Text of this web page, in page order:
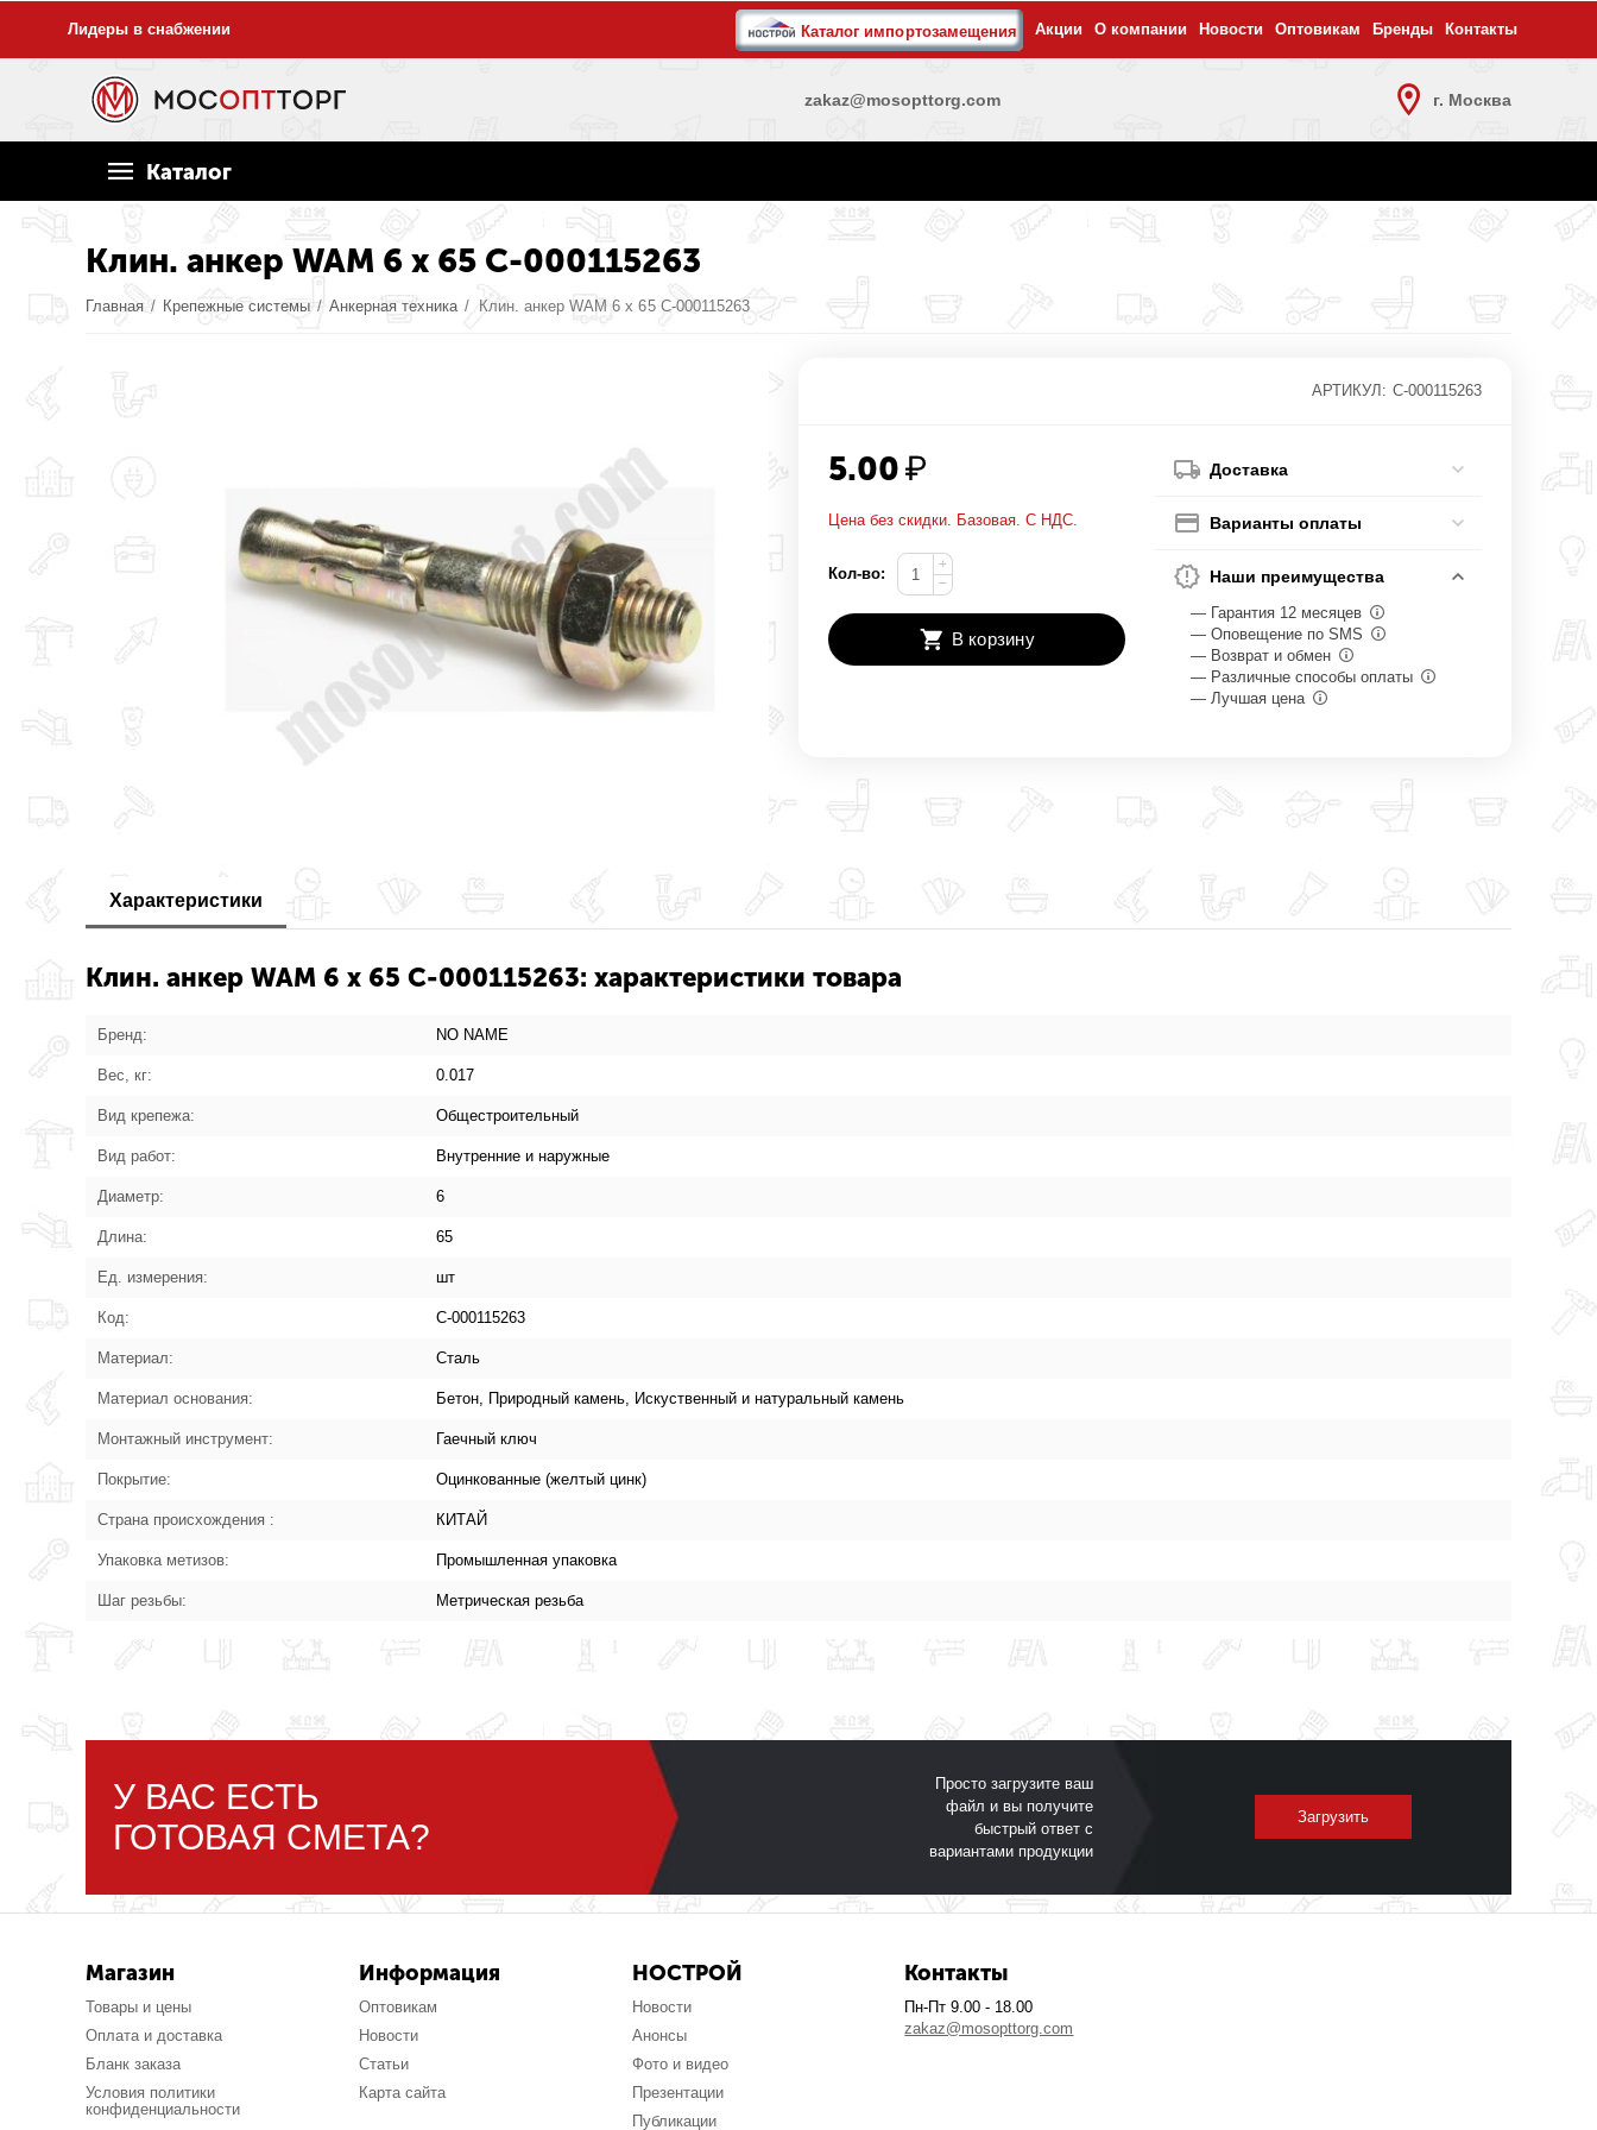
Лидеры в снабжении Каталог импортозамещения Акции О компании Новости Оптовикам Бренды Контакты
zakaz@mosopttorg.com г. Москва
Каталог
Клин. анкер WAM 6 x 65 С-000115263
Главная / Крепежные системы / Анкерная техника / Клин. анкер WAM 6 x 65 С-000115263
АРТИКУЛ: С-000115263
5.00₽
Цена без скидки. Базовая. С НДС.
Кол-во:
+
−
В корзину
Доставка
Варианты оплаты
Наши преимущества
— Гарантия 12 месяцев
— Оповещение по SMS
— Возврат и обмен
— Различные способы оплаты
— Лучшая цена
Характеристики
Клин. анкер WAM 6 x 65 С-000115263: характеристики товара
Бренд: NO NAME
Вес, кг: 0.017
Вид крепежа: Общестроительный
Вид работ: Внутренние и наружные
Диаметр: 6
Длина: 65
Ед. измерения: шт
Код: С-000115263
Материал: Сталь
Материал основания: Бетон, Природный камень, Искуственный и натуральный камень
Монтажный инструмент: Гаечный ключ
Покрытие: Оцинкованные (желтый цинк)
Страна происхождения : КИТАЙ
Упаковка метизов: Промышленная упаковка
Шаг резьбы: Метрическая резьба
У ВАС ЕСТЬ
ГОТОВАЯ СМЕТА?
Просто загрузите ваш
файл и вы получите
быстрый ответ с
вариантами продукции
Загрузить
Магазин
Товары и цены
Оплата и доставка
Бланк заказа
Условия политики
конфиденциальности
Информация
Оптовикам
Новости
Статьи
Карта сайта
НОСТРОЙ
Новости
Анонсы
Фото и видео
Презентации
Публикации
Контакты
Пн-Пт 9.00 - 18.00
zakaz@mosopttorg.com